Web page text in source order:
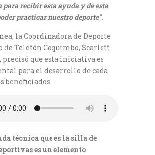
para recibir esta ayuda y de esta
practicar nuestro deporte”.
la Coordinadora de Deporte
de Teletón Coquimbo, Scarlett
precisó que esta iniciativa es
para el desarrollo de cada
beneficiados
técnica que es la silla de
es un elemento